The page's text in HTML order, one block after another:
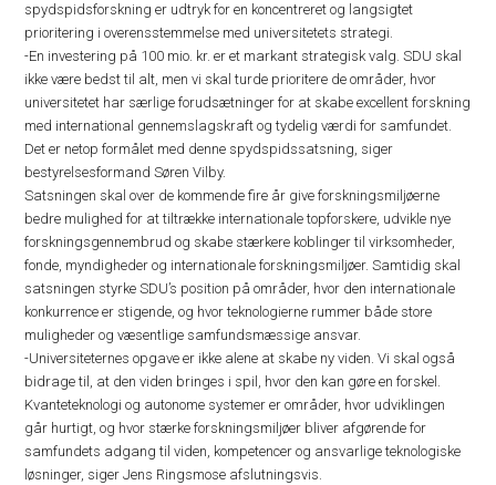
spydspidsforskning er udtryk for en koncentreret og langsigtet
prioritering i overensstemmelse med universitetets strategi.
-En investering på 100 mio. kr. er et markant strategisk valg. SDU skal
ikke være bedst til alt, men vi skal turde prioritere de områder, hvor
universitetet har særlige forudsætninger for at skabe excellent forskning
med international gennemslagskraft og tydelig værdi for samfundet.
Det er netop formålet med denne spydspidssatsning, siger
bestyrelsesformand Søren Vilby.
Satsningen skal over de kommende fire år give forskningsmiljøerne
bedre mulighed for at tiltrække internationale topforskere, udvikle nye
forskningsgennembrud og skabe stærkere koblinger til virksomheder,
fonde, myndigheder og internationale forskningsmiljøer. Samtidig skal
satsningen styrke SDU’s position på områder, hvor den internationale
konkurrence er stigende, og hvor teknologierne rummer både store
muligheder og væsentlige samfundsmæssige ansvar.
-Universiteternes opgave er ikke alene at skabe ny viden. Vi skal også
bidrage til, at den viden bringes i spil, hvor den kan gøre en forskel.
Kvanteteknologi og autonome systemer er områder, hvor udviklingen
går hurtigt, og hvor stærke forskningsmiljøer bliver afgørende for
samfundets adgang til viden, kompetencer og ansvarlige teknologiske
løsninger, siger Jens Ringsmose afslutningsvis.